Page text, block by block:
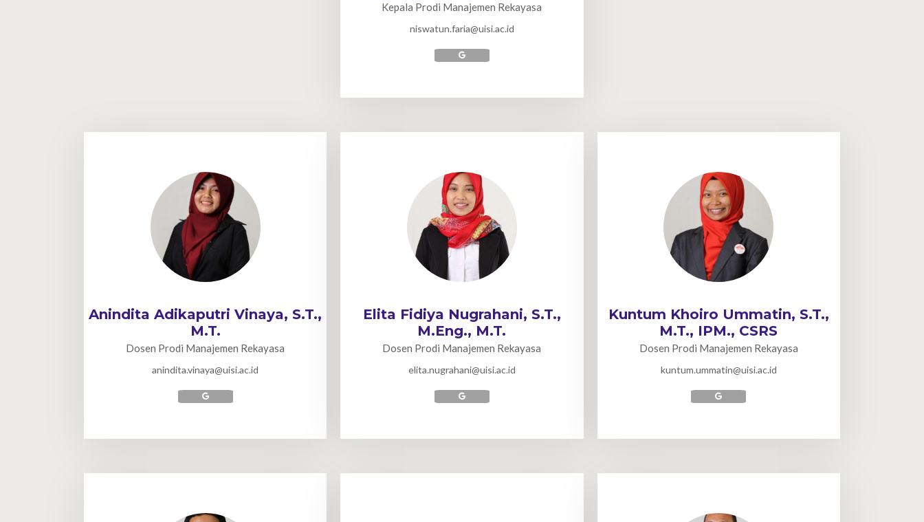
Kepala Prodi Manajemen Rekayasa
niswatun.faria@uisi.ac.id
Anindita Adikaputri Vinaya, S.T.,
M.T.
Dosen Prodi Manajemen Rekayasa
anindita.vinaya@uisi.ac.id
Elita Fidiya Nugrahani, S.T.,
M.Eng., M.T.
Dosen Prodi Manajemen Rekayasa
elita.nugrahani@uisi.ac.id
Kuntum Khoiro Ummatin, S.T.,
M.T., IPM., CSRS
Dosen Prodi Manajemen Rekayasa
kuntum.ummatin@uisi.ac.id